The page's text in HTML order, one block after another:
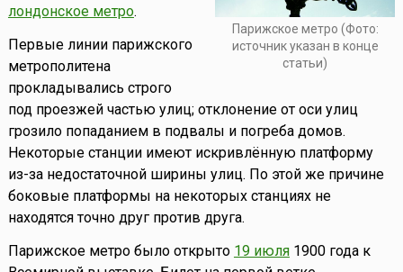
Парижское метро (Фото:
источник указан в конце
статьи)
лондонское метро.
Первые линии парижского
метрополитена
прокладывались строго
под проезжей частью улиц; отклонение от оси улиц
грозило попаданием в подвалы и погреба домов.
Некоторые станции имеют искривлённую платформу
из-за недостаточной ширины улиц. По этой же причине
боковые платформы на некоторых станциях не
находятся точно друг против друга.
Парижское метро было открыто 19 июля1900 года к